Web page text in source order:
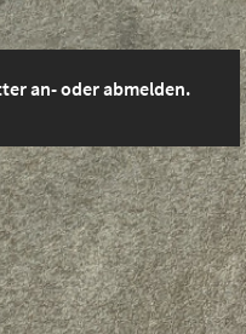
an- oder abmelden.